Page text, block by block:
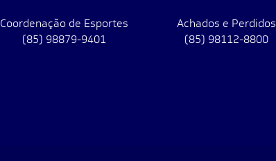
Coordenação de Esportes
(85) 98879-9401
Achados e Perdidos
(85) 98112-8800